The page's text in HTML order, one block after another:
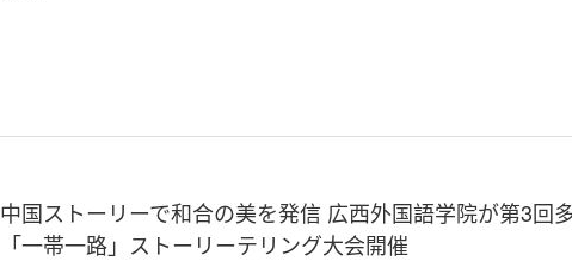
中国ストーリーで和合の美を発信 広西外国語学院が第3回
「一帯一路」ストーリーテリング大会開催